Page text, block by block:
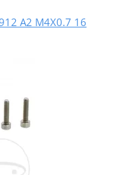
A2 M4X0.7 16